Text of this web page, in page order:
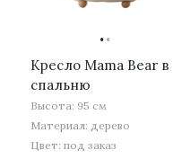
··
Кресло Mama Bear в
спальню
Высота: 95 см
Материал: дерево
Цвет: под заказ